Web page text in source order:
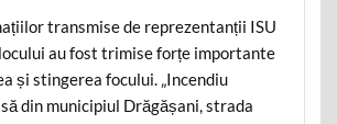
transmise de reprezentanții ISU
au fost trimise forțe importante
și stingerea focului. „Incendiu
din municipiul Drăgășani, strada